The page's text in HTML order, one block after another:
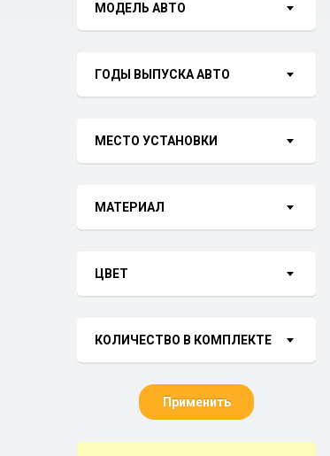
МОДЕЛЬ АВТО
ГОДЫ ВЫПУСКА АВТО
МЕСТО УСТАНОВКИ
МАТЕРИАЛ
ЦВЕТ
КОЛИЧЕСТВО В КОМПЛЕКТЕ
Применить